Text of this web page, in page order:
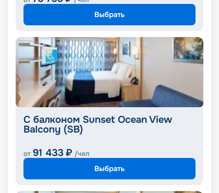
Выбрать
С балконом Sunset Ocean View
Balcony (SB)
от 91 433 ₽ /чел
Выбрать